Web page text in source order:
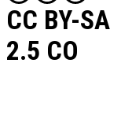
CC BY-SA
2.5 CO